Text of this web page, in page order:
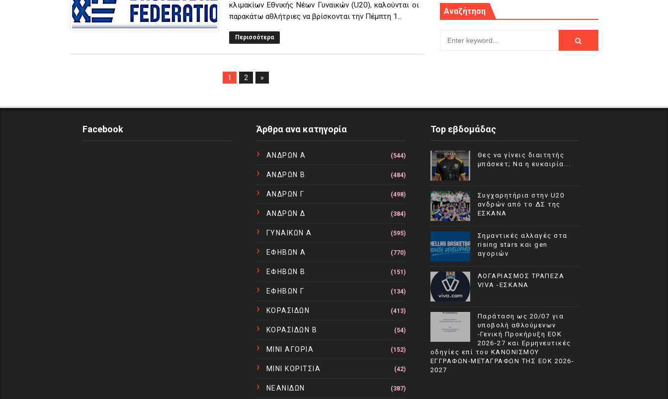
κλιμακίων Εθνικής Νέων Γυναικών (U20), καλούνται οι
παρακάτω αθλήτριες να βρίσκονται την Πέμπτη 1...
Περισσότερα
1 2 »
Αναζήτηση
Facebook Άρθρα ανα κατηγορία
ΑΝΔΡΩΝ Α (544)
ΑΝΔΡΩΝ Β (484)
ΑΝΔΡΩΝ Γ (498)
ΑΝΔΡΩΝ Δ (384)
ΓΥΝΑΙΚΩΝ Α (595)
ΕΦΗΒΩΝ Α (770)
ΕΦΗΒΩΝ Β (151)
ΕΦΗΒΩΝ Γ (134)
ΚΟΡΑΣΙΔΩΝ (413)
ΚΟΡΑΣΙΔΩΝ Β (54)
ΜΙΝΙ ΑΓΟΡΙΑ (152)
ΜΙΝΙ ΚΟΡΙΤΣΙΑ (42)
ΝΕΑΝΙΔΩΝ (387)
Top εβδομάδας
Θες να γίνεις διαιτητής
μπάσκετ; Να η ευκαιρία...
Συγχαρητήρια στην U20
ανδρών από το ΔΣ της
ΕΣΚΑΝΑ
Σημαντικές αλλαγές στα
rising stars και gen
αγοριών
ΛΟΓΑΡΙΑΣΜΟΣ ΤΡΑΠΕΖΑ
VIVA -ΕΣΚΑΝΑ
Παράταση ως 20/07 για
υποβολή αθλούμενων
-Γενική Προκήρυξη ΕΟΚ
2026-27 και Ερμηνευτικές
οδηγίες επί του ΚΑΝΟΝΙΣΜΟΥ
ΕΓΓΡΑΦΩΝ-ΜΕΤΑΓΡΑΦΩΝ ΤΗΣ ΕΟΚ 2026-
2027